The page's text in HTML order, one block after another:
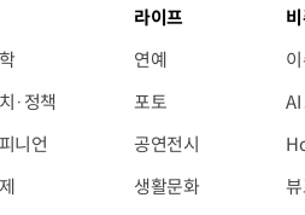
·정책
니언
라이프
연예
포토
공연전시
생활문화